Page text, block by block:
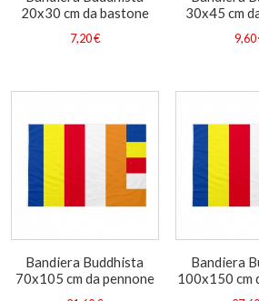
20x30 cm da bastone
7,20 €
30x45 cm
9,60
Bandiera Buddhista
70x105 cm da pennone
Bandiera
100x150 cm